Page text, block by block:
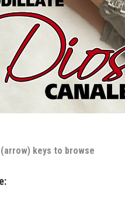
keys to browse